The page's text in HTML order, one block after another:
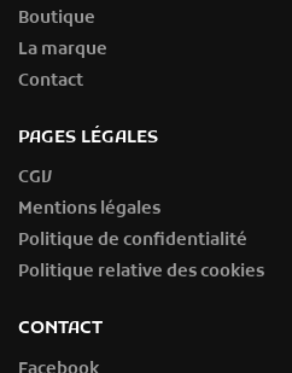
Boutique
La marque
Contact
PAGES LÉGALES
CGV
Mentions légales
Politique de confidentialité
Politique relative des cookies
CONTACT